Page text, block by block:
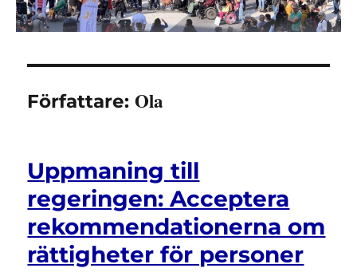
Författare:Ola
Uppmaning till
regeringen: Acceptera
rekommendationerna om
rättigheter för personer